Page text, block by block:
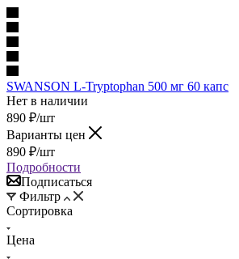
SWANSON L-Tryptophan 500 мг 60 капс
Нет в наличии
890 ₽/шт
Варианты цен
890 ₽/шт
Подробности
Подписаться
Фильтр
Сортировка
Цена